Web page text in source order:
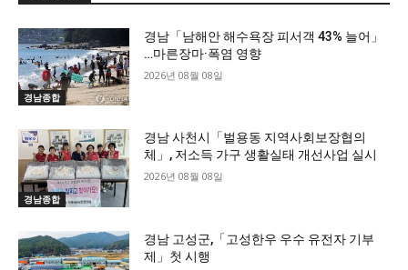
경남종합
경남「남해안 해수욕장 피서객 43% 늘어」
…마른장마·폭염 영향
2026년 08월 08일
경남종합
경남 사천시「벌용동 지역사회보장협의
체」, 저소득 가구 생활실태 개선사업 실시
2026년 08월 08일
경남 고성군,「고성한우 우수 유전자 기부
제」첫 시행